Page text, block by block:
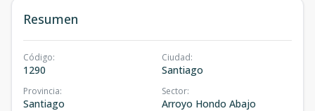
Resumen
Código:
1290
Ciudad:
Santiago
Provincia:
Santiago
Sector:
Arroyo Hondo Abajo